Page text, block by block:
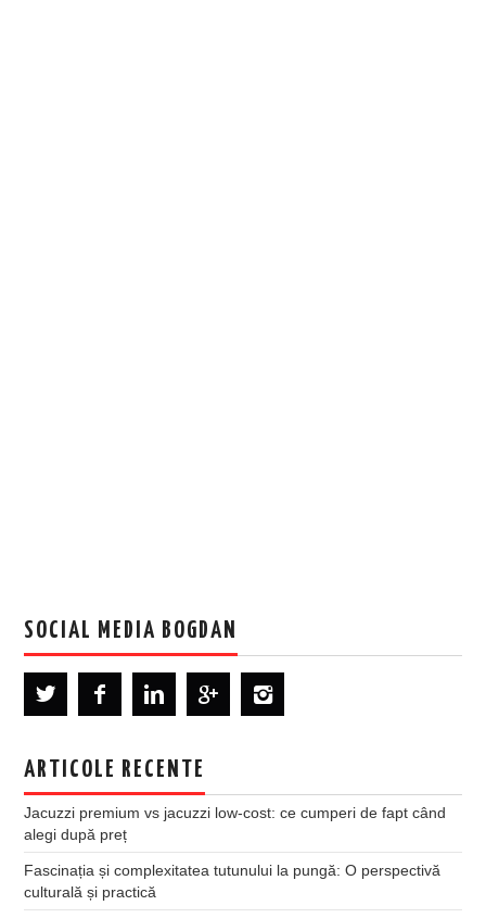
SOCIAL MEDIA BOGDAN
ARTICOLE RECENTE
Jacuzzi premium vs jacuzzi low-cost: ce cumperi de fapt când
alegi după preț
Fascinația și complexitatea tutunului la pungă: O perspectivă
culturală și practică